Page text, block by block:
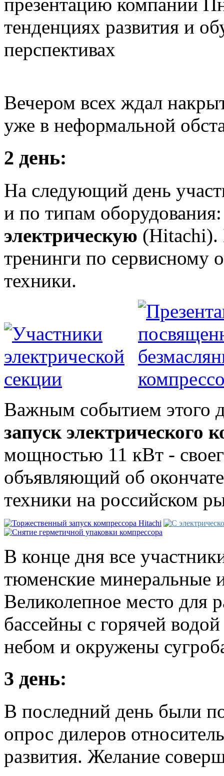
Вечером всех ждал
уже в неформальной
2 день:
На следующий день
и по типам
электрическую (Hitachi).
тренинги по сервисному
техники.
Важным событием этого
запуск электрического
мощностью 11 кВт -
объявляющий об
техники на российском
В конце дня все
тюменские минеральные
Великолепное место для
бассейны с горячей
небом и окружены
3 день:
В последний день были
опрос дилеров
развития. Желание